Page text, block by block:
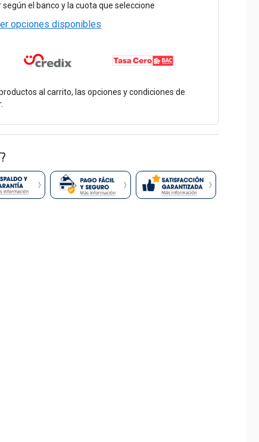
el banco y la cuota que seleccione
opciones disponibles
al carrito, las opciones y condiciones de